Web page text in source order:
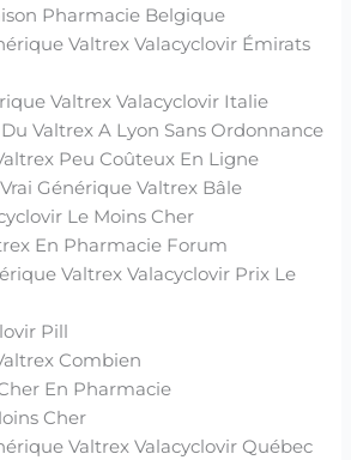
Pharmacie Belgique
Valtrex Valacyclovir Émirats
Valtrex Valacyclovir Italie
Valtrex A Lyon Sans Ordonnance
Peu Coûteux En Ligne
Générique Valtrex Bâle
Le Moins Cher
En Pharmacie Forum
Valtrex Valacyclovir Prix Le
Pill
Combien
En Pharmacie
Cher
Valtrex Valacyclovir Québec